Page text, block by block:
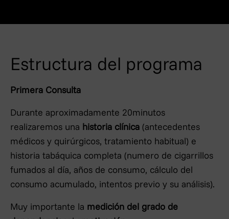
Estructura del programa
Primera Consulta
Durante aproximadamente 20minutos
realizaremos una historia clínica (antecedentes
médicos y quirúrgicos, tratamiento habitual) e
historia tabáquica completa (numero de cigarrillos
fumados al día, años de consumo, cálculo del
consumo acumulado, intentos previo y su análisis).
Muy importante la medición del grado de